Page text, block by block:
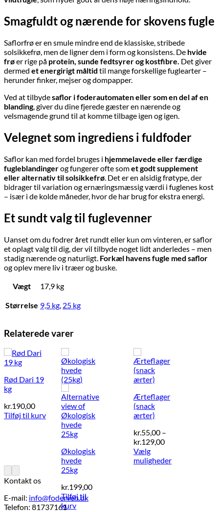
Smagfuldt og nærende for skovens fugle
Saflorfrø er en smule mindre end de klassiske, stribede
solsikkefrø, men de ligner dem i form og konsistens. De hvide
frøer rige på protein, sunde fedtsyrer og kostfibre. Det giver
dermed et energirigt måltid til mange forskellige fuglearter –
herunder finker, mejser og dompapper.
Ved at tilbydesaflor i foderautomaten eller som en del af en
blanding, giver du dine fjerede gæster en nærende og
velsmagende grund til at komme tilbage igen og igen.
Velegnet som ingrediens i fuldfoder
Saflor kan med fordel bruges i hjemmelavede eller færdige
fugleblandingerog fungerer ofte somet godt supplement
eller alternativ til solsikkefrø . Det er en alsidig frøtype, der
bidrager til variation og ernæringsmæssig værdi i fuglenes kost
– især i de kolde måneder, hvor de har brug for ekstra energi.
Et sundt valg til fuglevenner
Uanset om du fodrer året rundt eller kun om vinteren, er saflor
et oplagt valg til dig, der vil tilbyde noget lidt anderledes – men
stadig nærende og naturligt. Forkæl havens fugle med saflor
og oplev mere liv i træer og buske.
Vægt
17,9 kg
Størrelse 9,5 kg 25 kg
Relaterede varer
Rød Dari 19
kg
kr.190,00
Tilføj til kurv
Økologisk
hvede
25kg
kr.199,00
Tilføj til
kurv
Ærteflager
(snack
ærter)
kr.55,00 –
kr.129,00Prisinterval:
til
Vælg
muligheder
Kontakt os
E-mail: info@foderven.dk
Telefon: 81737161